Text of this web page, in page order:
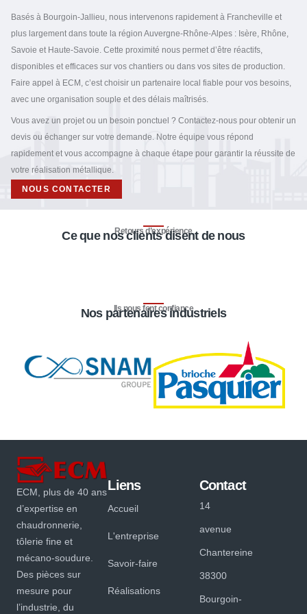
Basés à Bourgoin-Jallieu, nous intervenons rapidement à Francheville et
plus largement dans toute la région Auvergne-Rhône-Alpes : Isère, Rhône,
Savoie et Haute-Savoie. Cette proximité nous permet d’être réactifs,
disponibles et efficaces sur vos chantiers ou dans vos sites de production.
Faire appel à ECM, c’est choisir un partenaire local fiable pour vos besoins,
avec une organisation souple et des délais maîtrisés.
Vous avez un projet ou un besoin ponctuel ? Contactez-nous pour obtenir un
devis ou échanger sur votre demande. Notre équipe vous répond
rapidement et vous accompagne à chaque étape pour garantir la réussite de
votre réalisation métallique.
NOUS CONTACTER
Retours d’expérience
Ce que nos clients disent de nous
Ils nous font confiance
Nos partenaires industriels
ECM, plus de 40 ans
d’expertise en
chaudronnerie,
tôlerie fine et
mécano-soudure.
Des pièces sur
mesure pour
l’industrie, du
Liens
Accueil
L'entreprise
Savoir-faire
Réalisations
Contact
14
avenue
Chantereine
38300
Bourgoin-